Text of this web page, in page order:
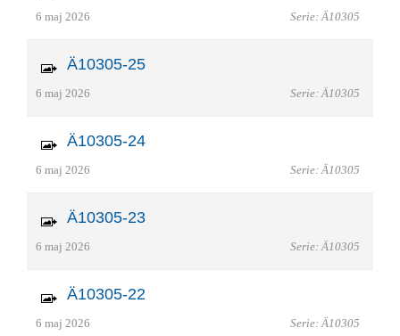
6 maj 2026 Serie: Ä10305
Ä10305-25
6 maj 2026 Serie: Ä10305
Ä10305-24
6 maj 2026 Serie: Ä10305
Ä10305-23
6 maj 2026 Serie: Ä10305
Ä10305-22
6 maj 2026 Serie: Ä10305